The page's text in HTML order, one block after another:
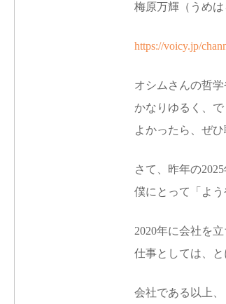
梅原万輝（うめ
https://voicy.jp/
オシムさんの哲学
かなりゆるく、で
よかったら、ぜひ
さて、昨年の2025
僕にとって「よ
2020年に会社を立
仕事としては、
会社である以上、